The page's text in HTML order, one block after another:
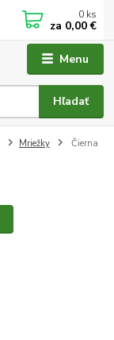
Menu
Hľadať
0 ks
za 0,00 €
Mriežky Čierna